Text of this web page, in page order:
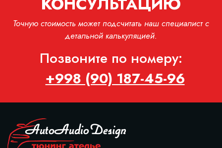
Точную стоимость может подсчитать наш специалист с
детальной калькуляцией.
Позвоните по номеру:
+998 (90) 187-45-96